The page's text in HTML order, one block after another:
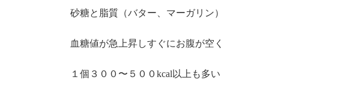
砂糖と脂質（バター、マーガリン）
血糖値が急上昇しすぐにお腹が空く
１個３００〜５００kcal以上も多い